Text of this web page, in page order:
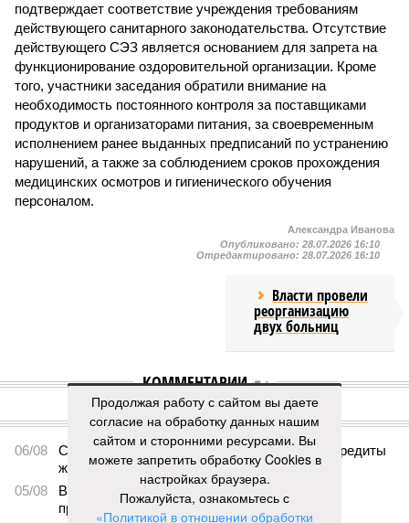
подтверждает соответствие учреждения требованиям
действующего санитарного законодательства. Отсутствие
действующего СЭЗ является основанием для запрета на
функционирование оздоровительной организации. Кроме
того, участники заседания обратили внимание на
необходимость постоянного контроля за поставщиками
продуктов и организаторами питания, за своевременным
исполнением ранее выданных предписаний по устранению
нарушений, а также за соблюдением сроков прохождения
медицинских осмотров и гигиенического обучения
персоналом.
Александра Иванова
Опубликовано: 28.07.2026 16:10
Отредактировано: 28.07.2026 16:10
Власти провели
реорганизацию
двух больниц
КОММЕНТАРИИ 0
ПОСЛЕДНИЕ НОВОСТИ
06/08
Суд аннулировал ошибочно оформленные кредиты
жителя Чебоксар
05/08
В Чебоксарах снесут 46 строений рядом с
проблемной «Кувшинкой»
Продолжая работу с сайтом вы даете
согласие на обработку данных нашим
сайтом и сторонними ресурсами. Вы
можете запретить обработку Cookies в
настройках браузера.
Пожалуйста, ознакомьтесь с
«Политикой в отношении обработки